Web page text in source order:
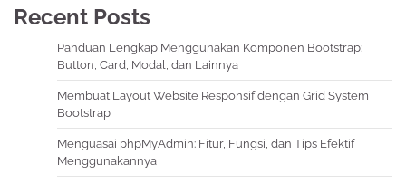
Recent Posts
Panduan Lengkap Menggunakan Komponen Bootstrap:
Button, Card, Modal, dan Lainnya
Membuat Layout Website Responsif dengan Grid System
Bootstrap
Menguasai phpMyAdmin: Fitur, Fungsi, dan Tips Efektif
Menggunakannya